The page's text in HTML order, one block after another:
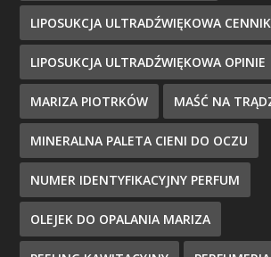
LIPOSUKCJA ULTRADŹWIĘKOWA CENNIK
LIPOSUKCJA ULTRADŹWIĘKOWA OPINIE
MARIZA PIOTRKÓW MAŚĆ NA
MINERALNA PALETA CIENI DO OCZU
NUMER IDENTYFIKACYJNY PERFUM
OLEJEK DO OPALANIA MARIZA